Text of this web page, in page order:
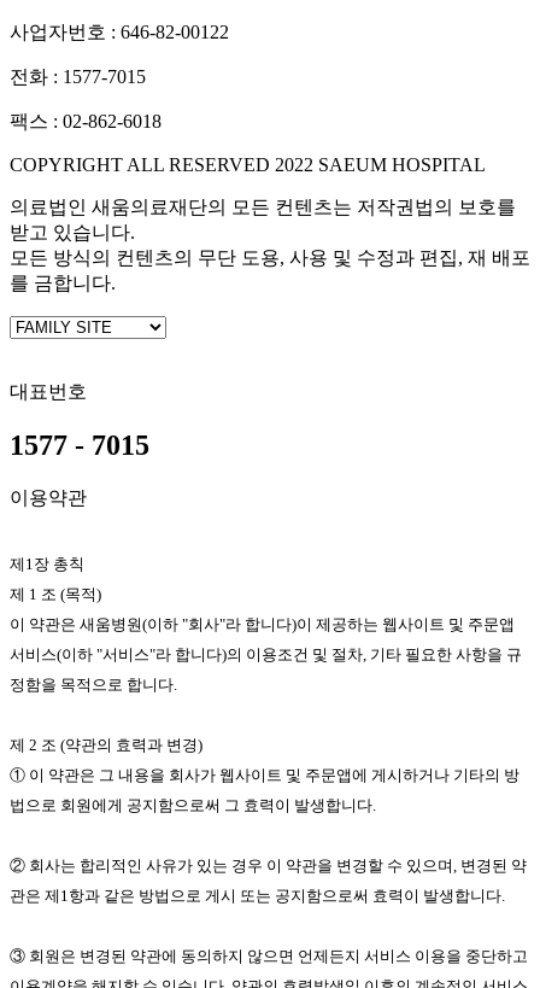
사업자번호 : 646-82-00122
전화 : 1577-7015
팩스 : 02-862-6018
COPYRIGHT ALL RESERVED 2022 SAEUM HOSPITAL
의료법인 새움의료재단의 모든 컨텐츠는 저작권법의 보호를
받고 있습니다.
모든 방식의 컨텐츠의 무단 도용, 사용 및 수정과 편집, 재 배포
를 금합니다.
대표번호
1577 - 7015
이용약관
제1장 총칙
제 1 조 (목적)
이 약관은 새움병원(이하 "회사"라 합니다)이 제공하는 웹사이트 및 주문앱
서비스(이하 "서비스"라 합니다)의 이용조건 및 절차, 기타 필요한 사항을 규
정함을 목적으로 합니다.
제 2 조 (약관의 효력과 변경)
① 이 약관은 그 내용을 회사가 웹사이트 및 주문앱에 게시하거나 기타의 방
법으로 회원에게 공지함으로써 그 효력이 발생합니다.
② 회사는 합리적인 사유가 있는 경우 이 약관을 변경할 수 있으며, 변경된 약
관은 제1항과 같은 방법으로 게시 또는 공지함으로써 효력이 발생합니다.
③ 회원은 변경된 약관에 동의하지 않으면 언제든지 서비스 이용을 중단하고